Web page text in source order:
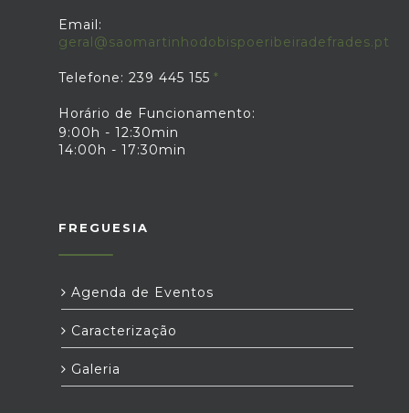
Email:
geral@saomartinhodobispoeribeiradefrades.pt
Telefone: 239 445 155
Horário de Funcionamento:
9:00h - 12:30min
14:00h - 17:30min
FREGUESIA
Agenda de Eventos
Caracterização
Galeria